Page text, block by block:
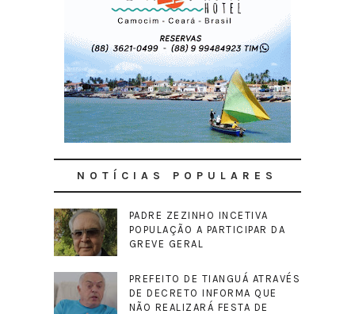
NOTÍCIAS POPULARES
PADRE ZEZINHO INCETIVA
POPULAÇÃO A PARTICIPAR DA
GREVE GERAL
PREFEITO DE TIANGUÁ ATRAVÉS
DE DECRETO INFORMA QUE
NÃO REALIZARÁ FESTA DE